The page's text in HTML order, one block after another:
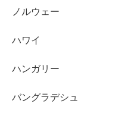
ノルウェー
ハワイ
ハンガリー
バングラデシュ